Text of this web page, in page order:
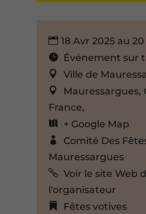
18 Avr 2025 au
Événement sur
Ville de
Mauressargues,
France,
+ Google Map
Comité Des
Mauressargues
Voir le site Web
l'organisateur
Fêtes votives